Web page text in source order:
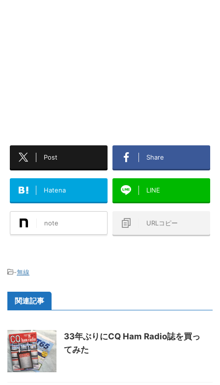
Post Share
Hatena LINE
note URLコピー
-無線
関連記事
33年ぶりにCQ Ham Radio誌を買っ
てみた